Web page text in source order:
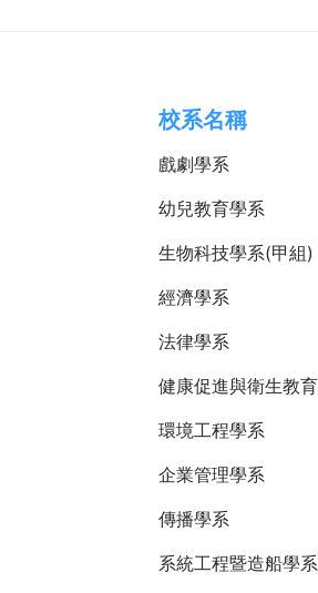
校系名稱
戲劇學系
幼兒教育學系
生物科技學系(甲組)
經濟學系
法律學系
健康促進與衛生教
環境工程學系
企業管理學系
傳播學系
系統工程暨造船學系